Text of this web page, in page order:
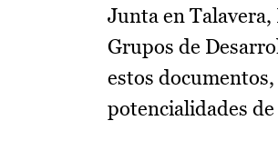
Junta en
Grupos de
estos documentos,
potencialidades de